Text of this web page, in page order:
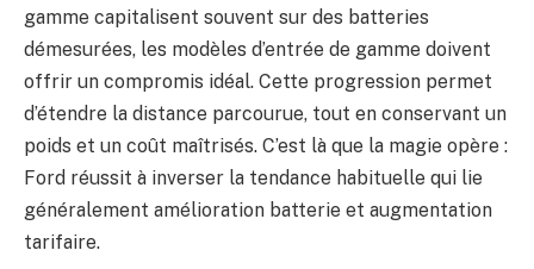
gamme capitalisent souvent sur des batteries
démesurées, les modèles d’entrée de gamme doivent
offrir un compromis idéal. Cette progression permet
d’étendre la distance parcourue, tout en conservant un
poids et un coût maîtrisés. C’est là que la magie opère :
Ford réussit à inverser la tendance habituelle qui lie
généralement amélioration batterie et augmentation
tarifaire.